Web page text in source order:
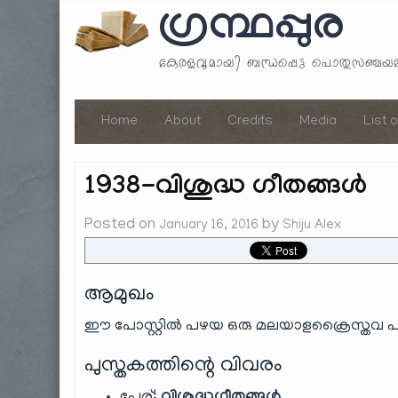
ഗ്രന്ഥപ്പുര
കേരളവുമായി ബന്ധപ്പെട്ട
Home About Credits Media List
1938-വിശുദ്ധ ഗീതങ്ങൾ
Posted on January 16, 2016 by Shiju Alex
ആമുഖം
ഈ പോസ്റ്റിൽ പഴയ ഒരു മലയാളക്രൈസ്തവ
പുസ്തകത്തിന്റെ വിവരം